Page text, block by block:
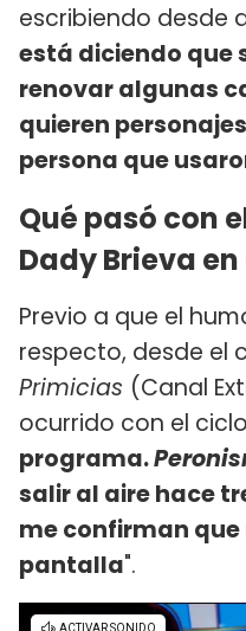
escribiendo desde
está diciendo que
renovar algunas
quieren
persona que
Qué pasó con
Dady Brieva en
Previo a que el
respecto, desde el
Primicias (Canal
ocurrido con el
programa.
salir al aire hace
me confirman que
pantalla".